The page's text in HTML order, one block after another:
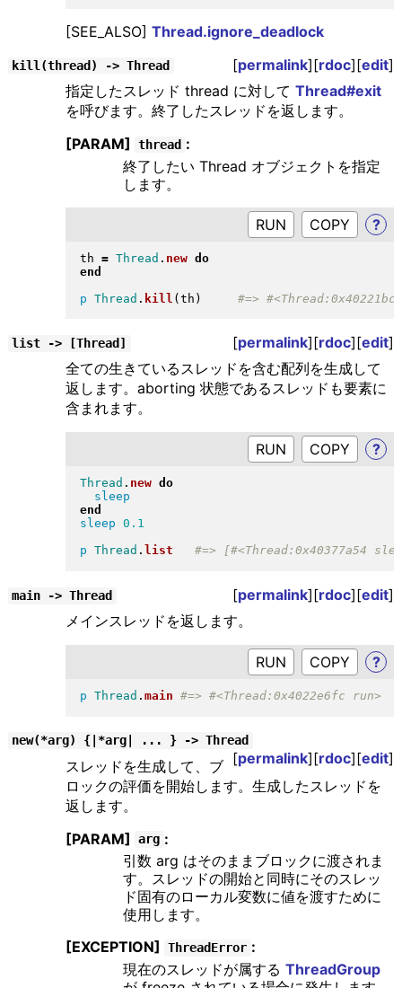
[SEE_ALSO] Thread.ignore_deadlock
kill(thread) -> Thread [permalink][rdoc][edit]
指定したスレッド thread に対して Thread#exit
を呼びます。終了したスレッドを返します。
[PARAM]
thread :
終了したい Thread オブジェクトを指定
します。
RUN ?
th = Thread . new do
end
p Thread . kill (th )
list -> [Thread] [permalink][rdoc][edit]
全ての生きているスレッドを含む配列を生成して
返します。aborting 状態であるスレッドも要素に
含まれます。
RUN ?
Thread . new do
sleep
end
sleep 0.1
p Thread . list
main -> Thread [permalink][rdoc][edit]
メインスレッドを返します。
RUN ?
p Thread . main
new(*arg) {|*arg| ... } -> Thread
[permalink][rdoc][edit]
スレッドを生成して、ブ
ロックの評価を開始します。生成したスレッドを
返します。
[PARAM]
arg :
引数 arg はそのままブロックに渡されま
す。スレッドの開始と同時にそのスレッ
ド固有のローカル変数に値を渡すために
使用します。
[EXCEPTION]
ThreadError :
現在のスレッドが属する ThreadGroup